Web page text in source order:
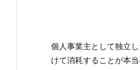
個人事業主として独立
けて消耗することが本